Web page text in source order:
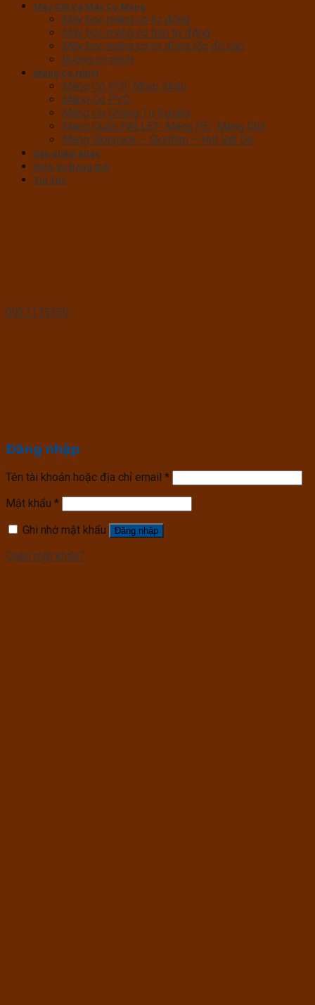
Máy Cắt Và Máy Co Màng
Máy bọc màng co tự động
Máy bọc màng co bán tự động
Máy bọc màng co tự động tốc độ cao
Buồng co nhiệt
Màng Co Nhiệt
Màng Co POF Nhập Khẩu
Màng Co PVC
Màng Co Chống Tụ Sương
Màng Quấn PALLET- Màng PE- Màng Chit
Màng Skinpack – Skinfilm – Hút Sát Da
Sản phẩm khác
Dịch Vụ Đóng Gói
Tin Tức
0931175359
Đăng nhập
Tên tài khoản hoặc địa chỉ email *
Mật khẩu *
Ghi nhớ mật khẩu
Đăng nhập
Quên mật khẩu?